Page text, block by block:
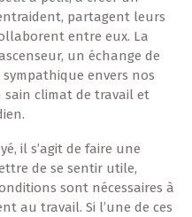
partagent leurs
entre eux. La
un échange de
envers nos
climat de travail et
il s’agit de faire une
de se sentir utile,
sont nécessaires à
au travail. Si l’une de ces